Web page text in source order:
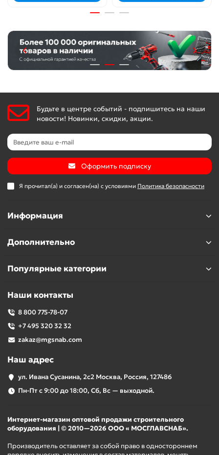
Будьте в центре событий - подпишитесь на наши
новости! Новинки, скидки, акции.
Оформить подписку
Я прочитал(а) и согласен(на) с условиями Политика безопасности
Информация
Дополнительно
Популярные категории
Наши контакты
8 800 775-78-07
+7 495 320 32 32
zakaz@mgsnab.com
Наш адрес
ул. Ивана Сусанина, 2с2 Москва, Россия, 127486
Пн-Пт с 9:00 до 18:00, Сб, Вс — выходной.
Интернет-магазин оптовой продажи строительного
оборудования | © 2010—2026 ООО « МОСГЛАВСНАБ».
Производитель оставляет за собой право в одностороннем